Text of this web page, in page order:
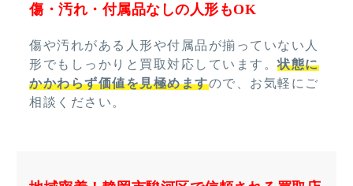
傷・汚れ・付属品なしの人形もOK
傷や汚れがある人形や付属品が揃っていない人
形でもしっかりと買取対応しています。状態に
かかわらず価値を見極めますので、お気軽にご
相談ください。